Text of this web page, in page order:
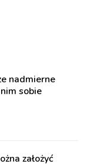
nadmierne
sobie
założyć